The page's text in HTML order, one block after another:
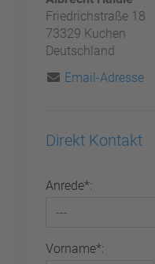
Friedrichstraße 18
73329 Kuchen
Deutschland
Email-Adresse
Direkt Kontakt
Anrede*:
Vorname*: